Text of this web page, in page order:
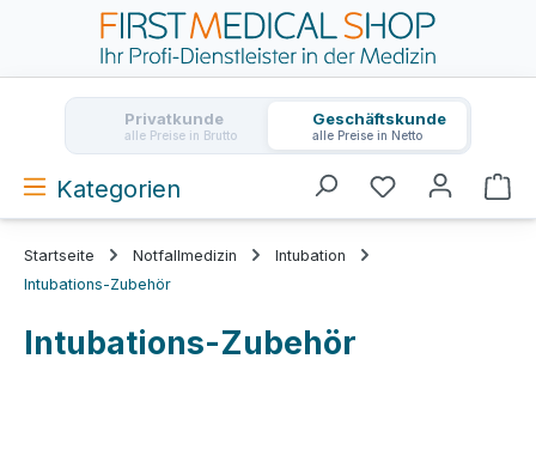
Zum Hauptinhalt springen
Privatkunde
alle Preise in Brutto
Geschäftskunde
alle Preise in Netto
Kategorien
Startseite Notfallmedizin
Intubation
Intubations-Zubehör
Intubations-Zubehör